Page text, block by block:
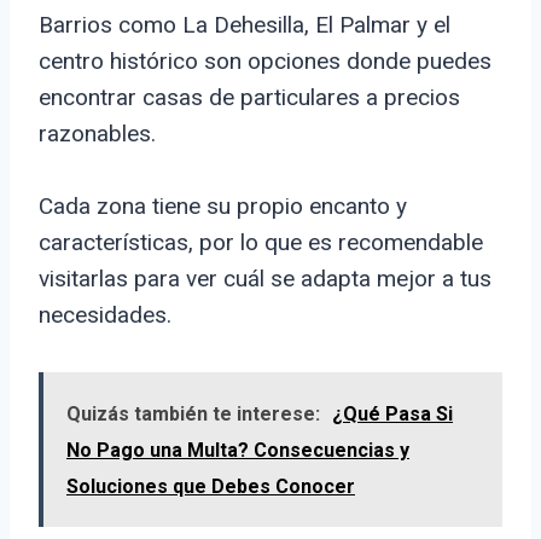
Barrios como La Dehesilla, El Palmar y el
centro histórico son opciones donde puedes
encontrar casas de particulares a precios
razonables.
Cada zona tiene su propio encanto y
características, por lo que es recomendable
visitarlas para ver cuál se adapta mejor a tus
necesidades.
Quizás también te interese:
¿Qué Pasa Si
No Pago una Multa? Consecuencias y
Soluciones que Debes Conocer